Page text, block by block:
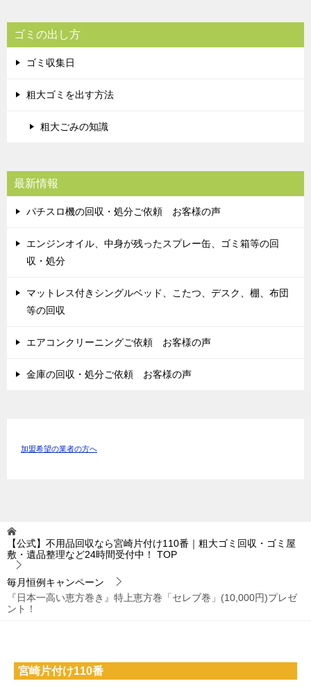
ゴミの出し方
ゴミ収集日
粗大ゴミを出す方法
粗大ごみの知識
最新情報
パチスロ機の回収・処分ご依頼 お客様の声
エンジンオイル、中身が残ったスプレー缶、ゴミ箱等の回
収・処分
マットレス付きシングルベッド、こたつ、デスク、棚、布団
等の回収
エアコンクリーニングご依頼 お客様の声
金庫の回収・処分ご依頼 お客様の声
加盟希望の業者の方へ
【公式】不用品回収なら宮崎片付け110番｜粗大ゴミ回収・ゴミ屋
敷・遺品整理など24時間受付中！
TOP
毎月恒例キャンペーン
『日本一高い恵方巻き』特上恵方巻「セレブ巻」(10,000円)プレゼ
ント！
宮崎片付け110番